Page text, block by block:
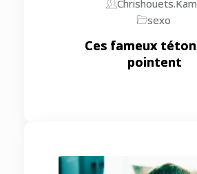
sexo
Ces fameux
pointent